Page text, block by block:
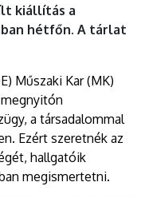
kiállítás a
hétfőn. A tárlat
Műszaki Kar (MK)
a társadalommal
Ezért szeretnék az
hallgatóik
megismertetni.